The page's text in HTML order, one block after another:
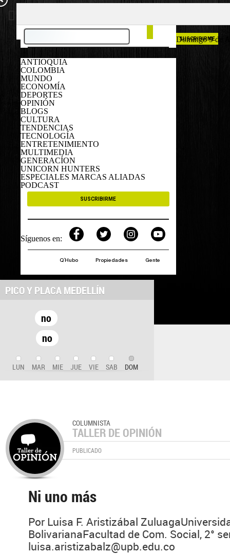
ANTIOQUIA
COLOMBIA
MUNDO
ECONOMÍA
DEPORTES
OPINIÓN
BLOGS
CULTURA
TENDENCIAS
TECNOLOGÍA
ENTRETENIMIENTO
MULTIMEDIA
GENERACÍON
UNICORN HUNTERS
ESPECIALES MARCAS ALIADAS
PODCAST
SUSCRIBIRME
Síguenos en:
Q´Hubo Propiedades Gente
Domingo 9 de
SUSCRIBIRME
PICO Y PLACA MEDELLÍN
no
no
LUN MAR MIE JUE VIE SAB DOM
COLUMNISTA
TALLER DE OPINIÓN
PUBLICADO
Ni uno más
Por Luisa F. Aristizábal
BolivarianaFacultad de Com. Social, 2°
luisa.aristizabalz@upb.edu.co